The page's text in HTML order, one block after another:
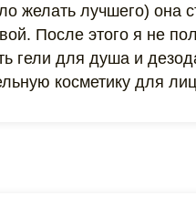
желать лучшего) она
После этого я не
гели для душа и
косметику для